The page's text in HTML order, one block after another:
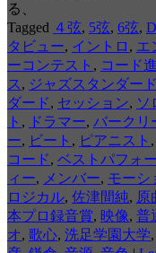
る、
Tagged ４弦, 5弦, 6弦,
タビュー, イントロ , エ
ーコンテスト , コード
ス , ジャズスタンダード
ダード, セッション, ソ
ト , ドラマー, バークリ
ー, ビート , ピアニスト ,
コード, ベストパフォ
ィー, メンバー, モーシ
ロジカル, 佐津間純, 原
本プロ録音賞, 映像, 普
オ, 歌心, 洗足学園大学,